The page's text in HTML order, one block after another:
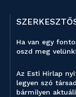
Ha van egy
oszd meg velünk!
Az Esti Hírlap
legyen szó
bármilyen